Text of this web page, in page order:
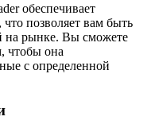
обеспечивает
позволяет вам быть
на рынке. Вы сможете
чтобы она
с определенной